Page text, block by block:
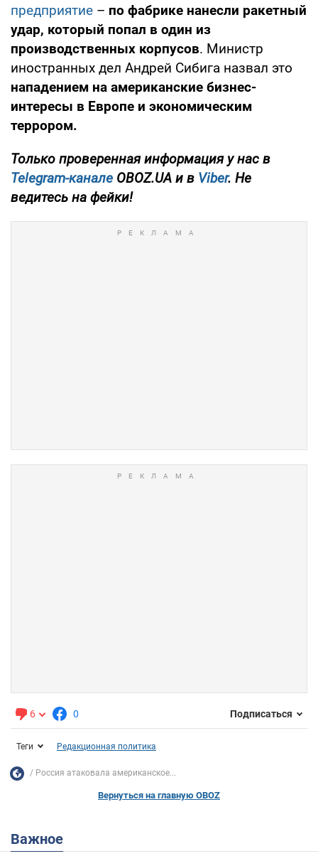
предприятие – по фабрике нанесли ракетный
удар, который попал в один из
производственных корпусов. Министр
иностранных дел Андрей Сибига назвал это
нападением на американские бизнес-
интересы в Европе и экономическим
террором.
Только проверенная информация у нас в
Telegram-канале OBOZ.UA и в Viber. Не
ведитесь на фейки!
6 0 Подписаться
Теги Редакционная политика
Россия атаковала американское...
Вернуться на главную OBOZ
Важное